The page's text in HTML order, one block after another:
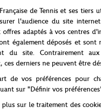
retours
de Tennis et ses tiers
l'audience du site
offres adaptés à vos centres
également déposés et sont
du site. Contrairement
ces derniers ne peuvent être
de vos préférences pour
sur "Définir vos
sur le traitement des